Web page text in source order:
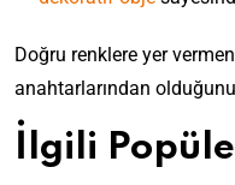
Doğru renklere yer
anahtarlarından
İlgili